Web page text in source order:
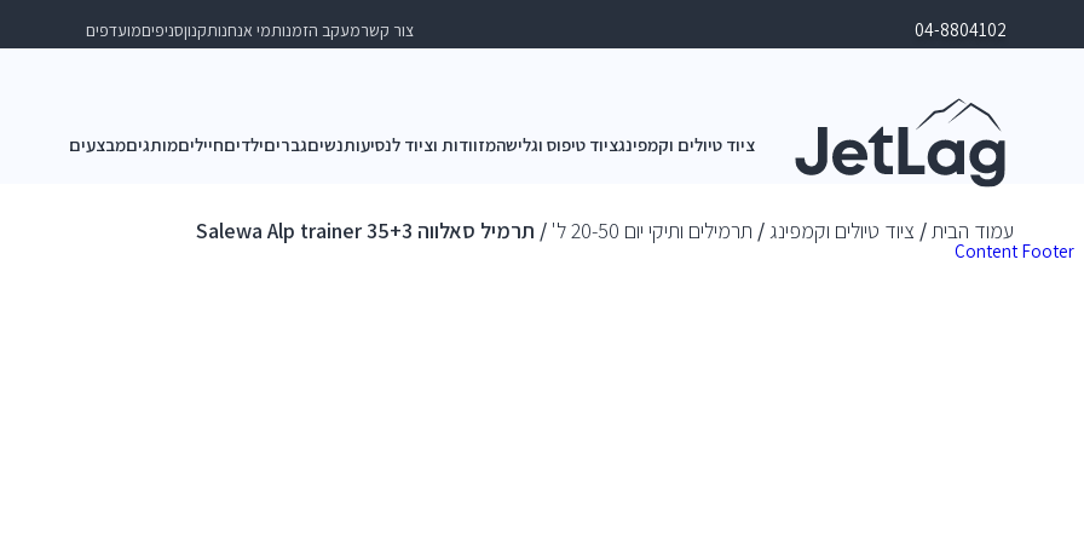
Content Footer
04-8804102 צור קשרמעקב הזמנותמי אנחנותקנוןסניפיםמועדפים
ציוד טיולים וקמפינגציוד טיפוס וגלישהמזוודות וציוד לנסיעותנשיםגבריםילדיםחייליםמותגיםמבצעים
עמוד הבית/ ציוד טיולים וקמפינג/ תרמילים ותיקי יום 20-50 ל' / תרמיל סאלווה Salewa Alp trainer 35+3